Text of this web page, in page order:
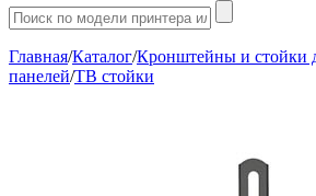
Главная/Каталог/Кронштейны и стойки
панелей/ТВ стойки